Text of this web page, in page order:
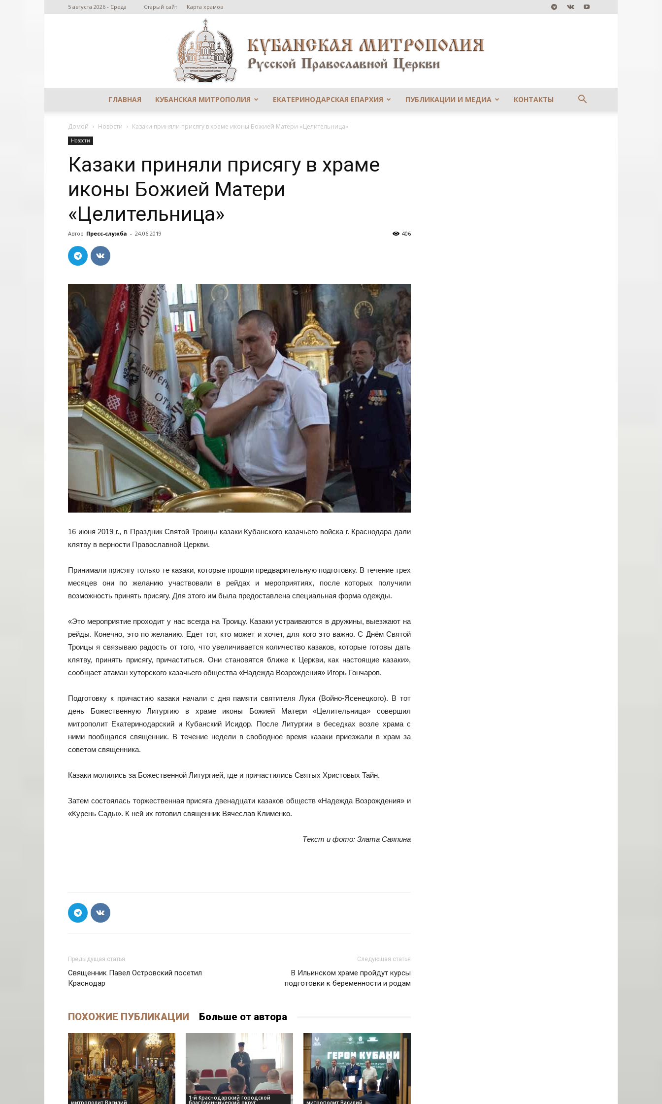
5 августа 2026 - Среда Старый сайт Карта храмов
Кубанской
епархии
ГЛАВНАЯ КУБАНСКАЯ МИТРОПОЛИЯ ЕКАТЕРИНОДАРСКАЯ ЕПАРХИЯ ПУБЛИКАЦИИ И МЕДИА КОНТАКТЫ
Домой Новости Казаки приняли присягу в храме иконы Божией Матери «Целительница»
Новости
Казаки приняли присягу в храме
иконы Божией Матери
«Целительница»
Автор Пресс-служба - 24.06.2019 406
16 июня 2019 г., в Праздник Святой Троицы казаки Кубанского казачьего войска г. Краснодара дали
клятву в верности Православной Церкви.
Принимали присягу только те казаки, которые прошли предварительную подготовку. В течение трех
месяцев они по желанию участвовали в рейдах и мероприятиях, после которых получили
возможность принять присягу. Для этого им была предоставлена специальная форма одежды.
«Это мероприятие проходит у нас всегда на Троицу. Казаки устраиваются в дружины, выезжают на
рейды. Конечно, это по желанию. Едет тот, кто может и хочет, для кого это важно. С Днём Святой
Троицы я связываю радость от того, что увеличивается количество казаков, которые готовы дать
клятву, принять присягу, причаститься. Они становятся ближе к Церкви, как настоящие казаки»,
сообщает атаман хуторского казачьего общества «Надежда Возрождения» Игорь Гончаров.
Подготовку к причастию казаки начали с дня памяти святителя Луки (Войно-Ясенецкого). В тот
день Божественную Литургию в храме иконы Божией Матери «Целительница» совершил
митрополит Екатеринодарский и Кубанский Исидор. После Литургии в беседках возле храма с
ними пообщался священник. В течение недели в свободное время казаки приезжали в храм за
советом священника.
Казаки молились за Божественной Литургией, где и причастились Святых Христовых Тайн.
Затем состоялась торжественная присяга двенадцати казаков обществ «Надежда Возрождения» и
«Курень Сады». К ней их готовил священник Вячеслав Клименко.
Текст и фото: Злата Саяпина
Предыдущая статья
Священник Павел Островский посетил
Краснодар
Следующая статья
В Ильинском храме пройдут курсы
подготовки к беременности и родам
ПОХОЖИЕ ПУБЛИКАЦИИ Больше от автора
митрополит Василий
1-й Краснодарский городской
благочиннический округ митрополит Василий